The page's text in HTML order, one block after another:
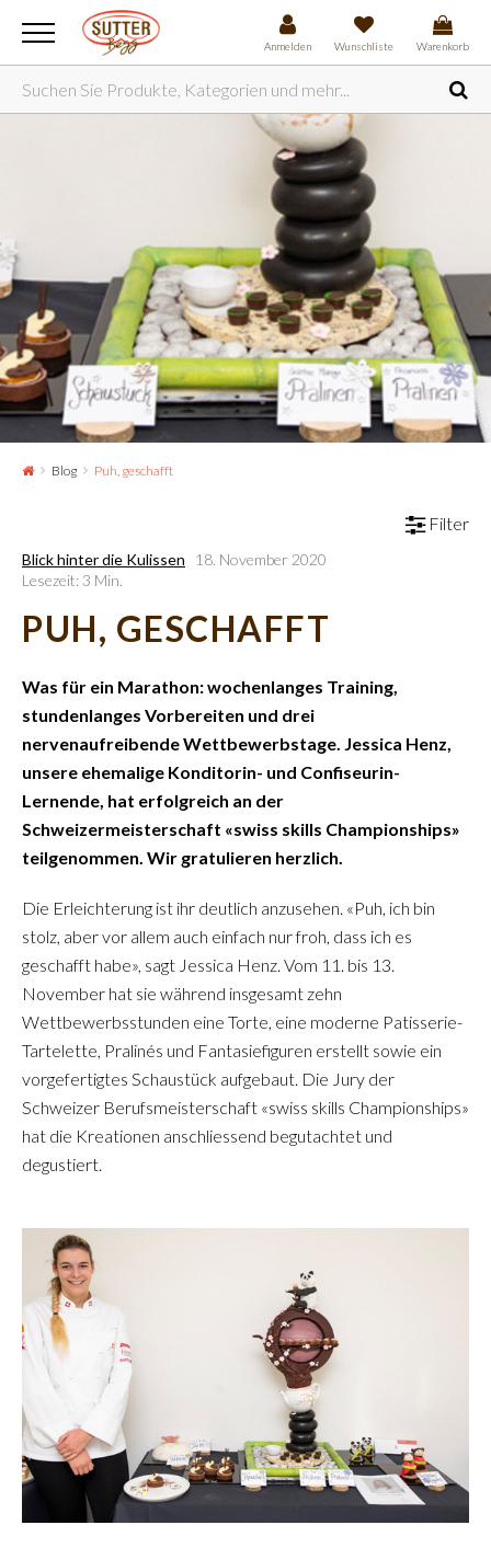
Anmelden Wunschliste Warenkorb
Blog Puh, geschafft
Filter
Blick hinter die Kulissen
18. November 2020
Lesezeit: 3 Min.
PUH, GESCHAFFT
Was für ein Marathon: wochenlanges Training,
stundenlanges Vorbereiten und drei
nervenaufreibende Wettbewerbstage. Jessica Henz,
unsere ehemalige Konditorin- und Confiseurin-
Lernende, hat erfolgreich an der
Schweizermeisterschaft «swiss skills Championships»
teilgenommen. Wir gratulieren herzlich.
Die Erleichterung ist ihr deutlich anzusehen. «Puh, ich bin
stolz, aber vor allem auch einfach nur froh, dass ich es
geschafft habe», sagt Jessica Henz. Vom 11. bis 13.
November hat sie während insgesamt zehn
Wettbewerbsstunden eine Torte, eine moderne Patisserie-
Tartelette, Pralinés und Fantasiefiguren erstellt sowie ein
vorgefertigtes Schaustück aufgebaut. Die Jury der
Schweizer Berufsmeisterschaft «swiss skills Championships»
hat die Kreationen anschliessend begutachtet und
degustiert.